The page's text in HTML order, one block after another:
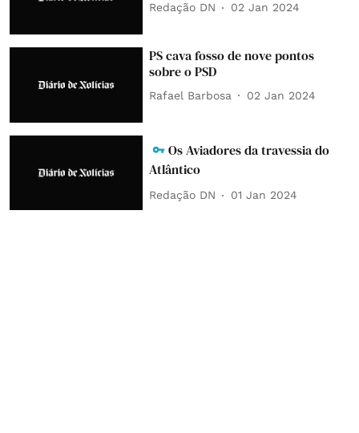
Redação DN 02 Jan 2024
PS cava fosso de nove pontos
sobre o PSD
Rafael Barbosa 02 Jan 2024
Os Aviadores da travessia do
Atlântico
Redação DN 01 Jan 2024